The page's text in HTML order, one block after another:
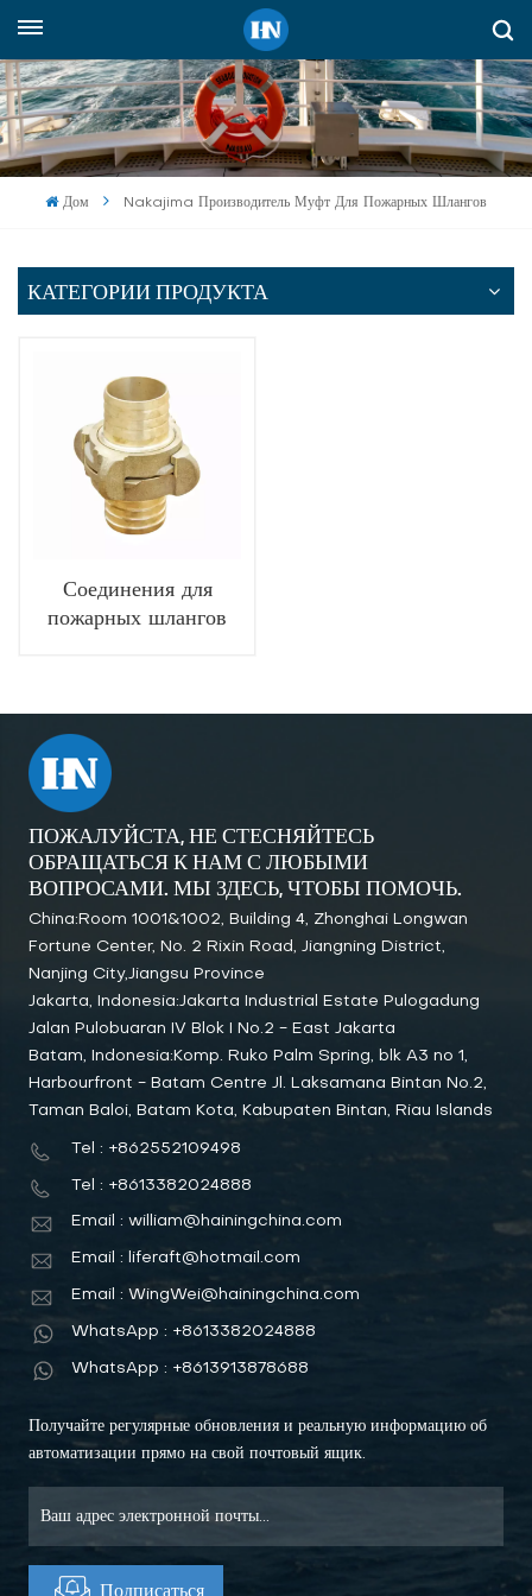
Русский
English
русский
Indonesia
Дом Nakajima Производитель Муфт Для Пожарных Шлангов
КАТЕГОРИИ ПРОДУКТА
Соединения для
пожарных шлангов
ПОЖАЛУЙСТА, НЕ СТЕСНЯЙТЕСЬ
ОБРАЩАТЬСЯ К НАМ С ЛЮБЫМИ
ВОПРОСАМИ. МЫ ЗДЕСЬ, ЧТОБЫ ПОМОЧЬ.
China:Room 1001&1002, Building 4, Zhonghai Longwan
Fortune Center, No. 2 Rixin Road, Jiangning District,
Nanjing City,Jiangsu Province
Jakarta, Indonesia:Jakarta Industrial Estate Pulogadung
Jalan Pulobuaran IV Blok I No.2 - East Jakarta
Batam, Indonesia:Komp. Ruko Palm Spring, blk A3 no 1,
Harbourfront - Batam Centre Jl. Laksamana Bintan No.2,
Taman Baloi, Batam Kota, Kabupaten Bintan, Riau Islands
Tel : +862552109498
Tel : +8613382024888
Email : william@hainingchina.com
Email : liferaft@hotmail.com
Email : WingWei@hainingchina.com
WhatsApp : +8613382024888
WhatsApp : +8613913878688
Получайте регулярные обновления и реальную информацию об
автоматизации прямо на свой почтовый ящик.